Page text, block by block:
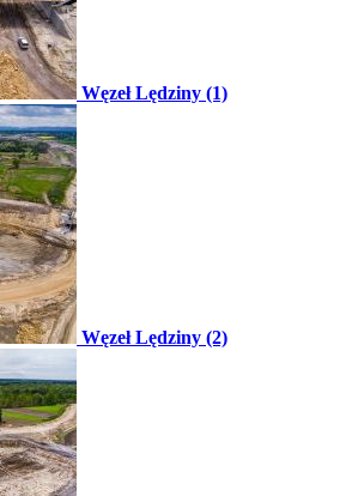
Węzeł Lędziny (1)
Węzeł Lędziny (2)